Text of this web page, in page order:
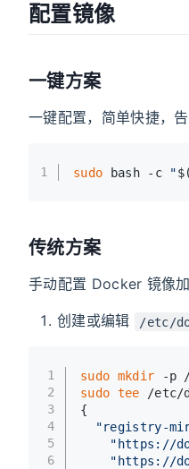
配置镜像
一键方案
一键配置，简单快捷，告
1 sudo bash -c "
传统方案
手动配置 Docker 镜像加
创建或编辑 /etc/
1
2
3
4
5
6
sudo mkdir -p /
sudo tee /etc/
{
"registry-
"https://
"https://